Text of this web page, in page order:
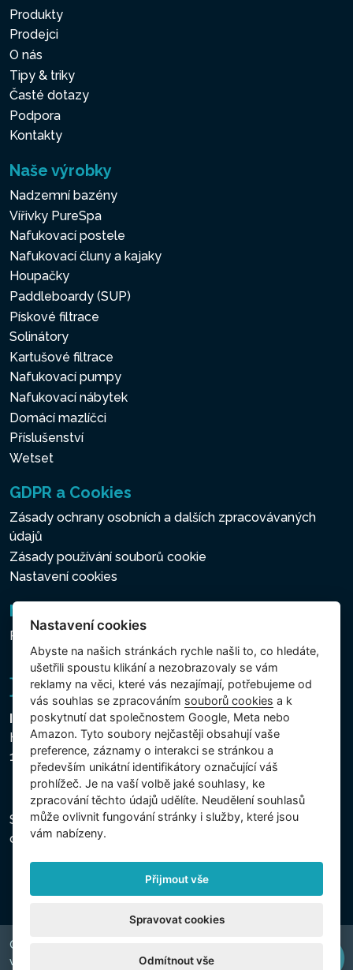
Produkty
Prodejci
O nás
Tipy & triky
Časté dotazy
Podpora
Kontakty
Naše výrobky
Nadzemní bazény
Vířivky PureSpa
Nafukovací postele
Nafukovací čluny a kajaky
Houpačky
Paddleboardy (SUP)
Pískové filtrace
Solinátory
Kartušové filtrace
Nafukovací pumpy
Nafukovací nábytek
Domácí mazlíčci
Příslušenství
Wetset
GDPR a Cookies
Zásady ochrany osobních a dalších zpracovávaných
údajů
Zásady používání souborů cookie
Nastavení cookies
Newsletter
Přihlášení k odběru novinek
Intex Trading, s.r.o.
Hradecká 2526/3
130 00 Praha 3 - Česká republika
Společnost je zapsána u Městského soudu v Praze,
oddíl C, vložka 74759, IČ 26150808, DIČ CZ26150808.
Copyright © 2026 INTEX TRADING s.r.o. Všechna práva
vyhrazena.
Nastavení cookies
Abyste na našich stránkách rychle našli to, co hledáte,
ušetřili spoustu klikání a nezobrazovaly se vám
reklamy na věci, které vás nezajímají, potřebujeme od
vás souhlas se zpracováním souborů cookies a k
poskytnutí dat společnostem Google, Meta nebo
Amazon. Tyto soubory nejčastěji obsahují vaše
preference, záznamy o interakci se stránkou a
především unikátní identifikátory označující váš
prohlížeč. Je na vaší volbě jaké souhlasy, ke
zpracování těchto údajů udělíte. Neudělení souhlasů
může ovlivnit fungování stránky i služby, které jsou
vám nabízeny.
Přijmout vše
Spravovat cookies
Odmítnout vše